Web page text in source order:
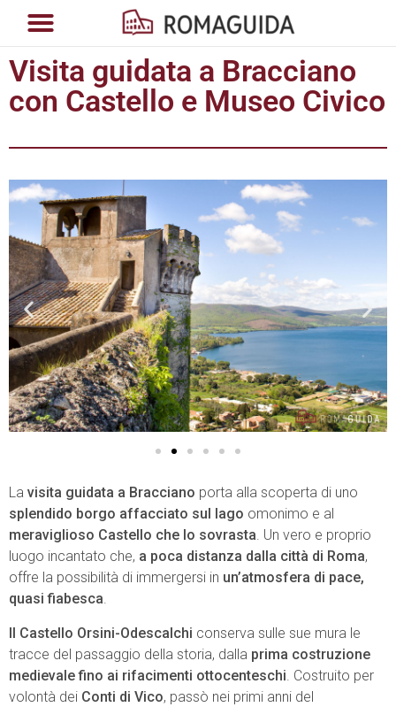
Visita guidata a Bracciano
con Castello e Museo Civico
La visita guidata a Bracciano porta alla scoperta di uno
splendido borgo affacciato sul lago omonimo e al
meraviglioso Castello che lo sovrasta. Un vero e proprio
luogo incantato che, a poca distanza dalla città di Roma,
offre la possibilità di immergersi in un’atmosfera di pace,
quasi fiabesca.
Il Castello Orsini-Odescalchi conserva sulle sue mura le
tracce del passaggio della storia, dalla prima costruzione
medievale fino ai rifacimenti ottocenteschi . Costruito per
volontà dei Conti di Vico, passò nei primi anni del